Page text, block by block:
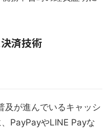
済技術
及が進んでいるキャッシ
PayPayやLINE Payな